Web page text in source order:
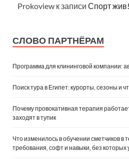
Prokoview к записи Спорт жив!
СЛОВО ПАРТНЁРАМ
Программа для клининговой компании:
Поиск тура в Египет: курорты, сезоны и
Почему провокативная терапия
заходят в тупик
Что изменилось в обучении сметчиков в
требования, софт и навыки, без которых